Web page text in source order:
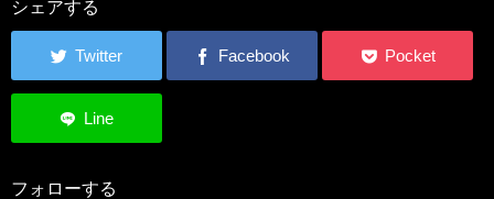
シェアする
フォローする